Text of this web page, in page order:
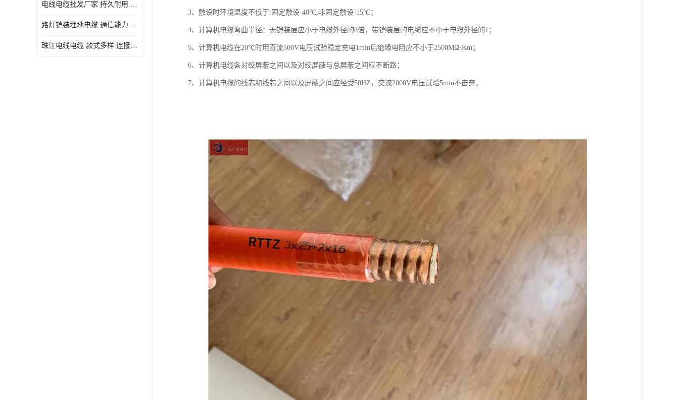
电线电缆批发厂家 持久耐用 铜芯含量高
路灯铠装埋地电缆 通信能力强 受外界干扰小
珠江电线电缆 款式多样 连接可靠安全
3、敷设时环境温度不低于:固定敷设-40℃,非固定敷设-15℃；
4、计算机电缆弯曲半径：无铠装层应小于电缆外径的6倍，带铠装层的电缆应不小于电缆外径的1；
5、计算机电缆在20℃时用直流500V电压试验稳定充电1min后绝缘电阻应不小于2500MΩ·Km；
6、计算机电缆各对绞屏蔽之间以及对绞屏蔽与总屏蔽之间应不断路；
7、计算机电缆的线芯和线芯之间以及屏蔽之间应经受50HZ，交流2000V电压试验5min不击穿。